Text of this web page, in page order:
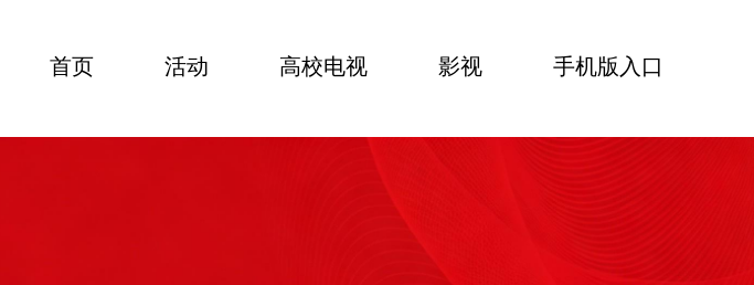
首页 活动 高校电视 影视 手机版入口